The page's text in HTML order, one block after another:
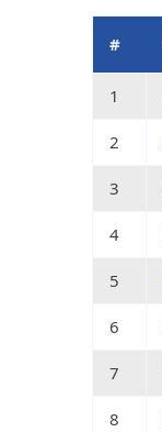
#
1
2
3
4
5
6
7
8